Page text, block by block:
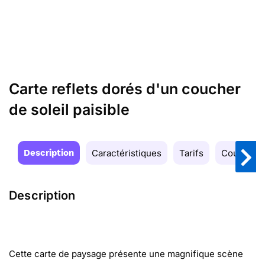
Carte reflets dorés d'un coucher
de soleil paisible
Description Caractéristiques Tarifs Couleurs
Description
Cette carte de paysage présente une magnifique scène